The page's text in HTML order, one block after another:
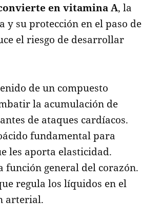
en vitamina A, la
y su protección en el paso de
el riesgo de desarrollar
de un compuesto
la acumulación de
de ataques cardíacos.
fundamental para
les aporta elasticidad.
función general del corazón.
regula los líquidos en el
arterial.